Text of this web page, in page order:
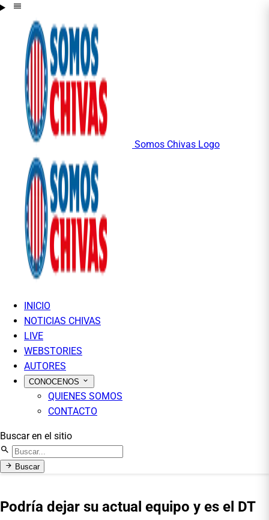
Somos Chivas Logo
INICIO
NOTICIAS CHIVAS
LIVE
WEBSTORIES
AUTORES
CONOCENOS
QUIENES SOMOS
CONTACTO
Buscar en el sitio
Buscar
Podría dejar su actual equipo y es el DT